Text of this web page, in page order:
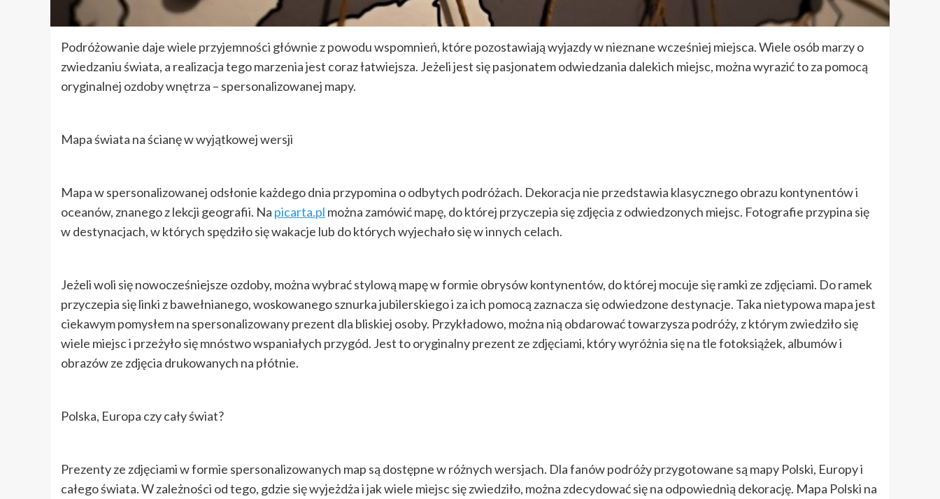
Podróżowanie daje wiele przyjemności głównie z powodu wspomnień, które pozostawiają wyjazdy w nieznane wcześniej miejsca. Wiele osób marzy o
zwiedzaniu świata, a realizacja tego marzenia jest coraz łatwiejsza. Jeżeli jest się pasjonatem odwiedzania dalekich miejsc, można wyrazić to za pomocą
oryginalnej ozdoby wnętrza – spersonalizowanej mapy.
Mapa świata na ścianę w wyjątkowej wersji
Mapa w spersonalizowanej odsłonie każdego dnia przypomina o odbytych podróżach. Dekoracja nie przedstawia klasycznego obrazu kontynentów i
oceanów, znanego z lekcji geografii. Na picarta.pl można zamówić mapę, do której przyczepia się zdjęcia z odwiedzonych miejsc. Fotografie przypina się
w destynacjach, w których spędziło się wakacje lub do których wyjechało się w innych celach.
Jeżeli woli się nowocześniejsze ozdoby, można wybrać stylową mapę w formie obrysów kontynentów, do której mocuje się ramki ze zdjęciami. Do ramek
przyczepia się linki z bawełnianego, woskowanego sznurka jubilerskiego i za ich pomocą zaznacza się odwiedzone destynacje. Taka nietypowa mapa jest
ciekawym pomysłem na spersonalizowany prezent dla bliskiej osoby. Przykładowo, można nią obdarować towarzysza podróży, z którym zwiedziło się
wiele miejsc i przeżyło się mnóstwo wspaniałych przygód. Jest to oryginalny prezent ze zdjęciami, który wyróżnia się na tle fotoksiążek, albumów i
obrazów ze zdjęcia drukowanych na płótnie.
Polska, Europa czy cały świat?
Prezenty ze zdjęciami w formie spersonalizowanych map są dostępne w różnych wersjach. Dla fanów podróży przygotowane są mapy Polski, Europy i
całego świata. W zależności od tego, gdzie się wyjeżdża i jak wiele miejsc się zwiedziło, można zdecydować się na odpowiednią dekorację. Mapa Polski na